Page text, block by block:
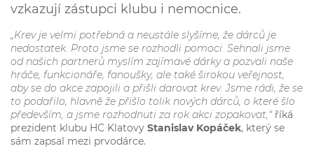
vzkazují zástupci klubu i nemocnice.
„Krev je velmi potřebná a neustále slyšíme, že dárců je
nedostatek. Proto jsme se rozhodli pomoci. Sehnali jsme
od našich partnerů myslím zajímavé dárky a pozvali naše
hráče, funkcionáře, fanoušky, ale také širokou veřejnost,
aby se do akce zapojili a přišli darovat krev. Jsme rádi, že se
to podařilo, hlavně že přišlo tolik nových dárců, o které šlo
především, a jsme rozhodnuti za rok akci zopakovat,“říká
prezident klubu HC Klatovy Stanislav Kopáček, který se
sám zapsal mezi prvodárce.